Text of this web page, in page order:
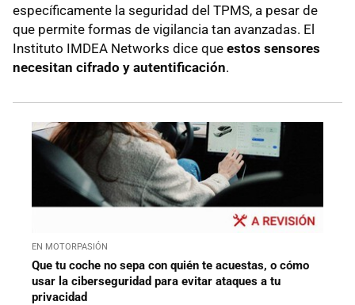
específicamente la seguridad del TPMS, a pesar de
que permite formas de vigilancia tan avanzadas. El
Instituto IMDEA Networks dice que estos sensores
necesitan cifrado y autentificación.
EN MOTORPASIÓN
Que tu coche no sepa con quién te acuestas, o cómo
usar la ciberseguridad para evitar ataques a tu
privacidad